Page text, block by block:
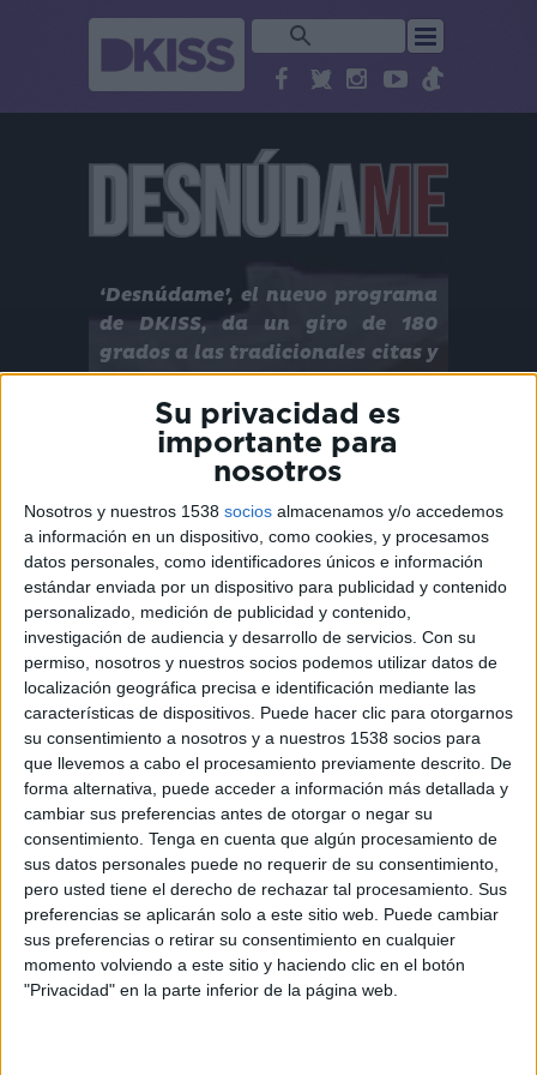
Su privacidad es
importante para
nosotros
Nosotros y nuestros 1538 socios almacenamos y/o accedemos
a información en un dispositivo, como cookies, y procesamos
datos personales, como identificadores únicos e información
estándar enviada por un dispositivo para publicidad y contenido
personalizado, medición de publicidad y contenido,
investigación de audiencia y desarrollo de servicios. Con su
permiso, nosotros y nuestros socios podemos utilizar datos de
localización geográfica precisa e identificación mediante las
características de dispositivos. Puede hacer clic para otorgarnos
su consentimiento a nosotros y a nuestros 1538 socios para
que llevemos a cabo el procesamiento previamente descrito. De
forma alternativa, puede acceder a información más detallada y
cambiar sus preferencias antes de otorgar o negar su
consentimiento. Tenga en cuenta que algún procesamiento de
sus datos personales puede no requerir de su consentimiento,
pero usted tiene el derecho de rechazar tal procesamiento. Sus
preferencias se aplicarán solo a este sitio web. Puede cambiar
sus preferencias o retirar su consentimiento en cualquier
momento volviendo a este sitio y haciendo clic en el botón
"Privacidad" en la parte inferior de la página web.
‘Desnúdame’, el nuevo programa
de DKISS, da un giro de 180
grados a las tradicionales citas y
propone una fórmula
rompedora. Se trata de
generar la intimidad entre dos
desconocidos a los que, a los
les pide que se quiten la ropa y se
metan juntos en una cama. A
partir de ahí, todo es posible.
Pilar Cebrián es la